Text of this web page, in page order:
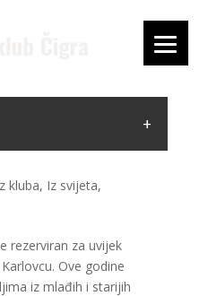
kluba, Iz svijeta,
rezerviran za uvijek
Ove godine
iz mlađih i starijih